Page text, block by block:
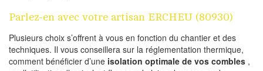
Parlez-en avec votre artisan ERCHEU (80930)
Plusieurs choix s’offrent à vous en fonction du chantier et des
techniques. Il vous conseillera sur la réglementation thermique,
comment bénéficier d’une isolation optimale de vos combles ,